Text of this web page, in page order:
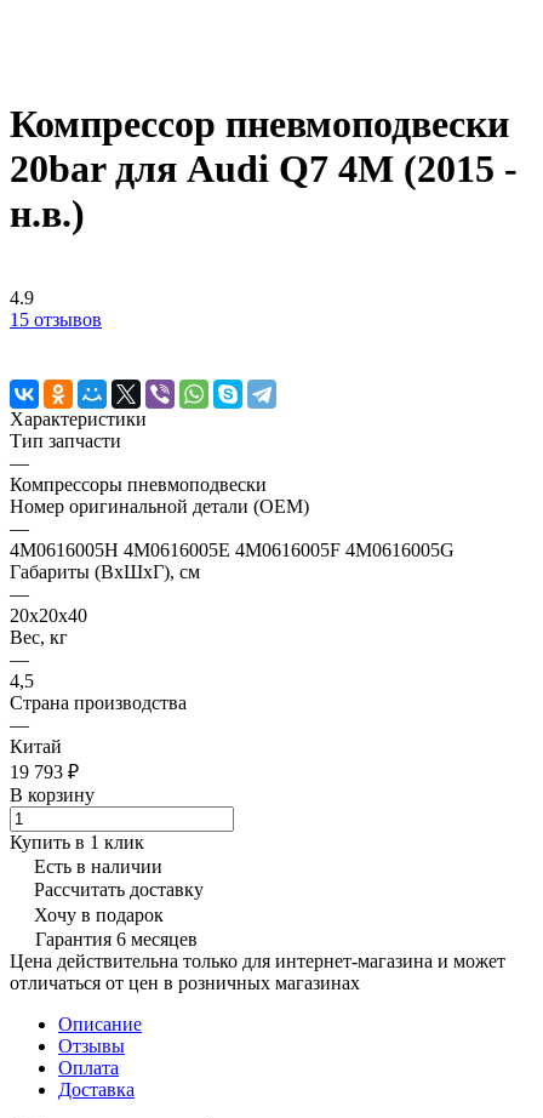
Компрессор пневмоподвески
20bar для Audi Q7 4M (2015 -
н.в.)
4.9
15 отзывов
Характеристики
Тип запчасти
—
Компрессоры пневмоподвески
Номер оригинальной детали (OEM)
—
4M0616005H 4M0616005E 4M0616005F 4M0616005G
Габариты (ВхШхГ), см
—
20x20x40
Вес, кг
—
4,5
Страна производства
—
Китай
19 793 ₽
В корзину
Купить в 1 клик
Есть в наличии
Рассчитать доставку
Хочу в подарок
Гарантия 6 месяцев
Цена действительна только для интернет-магазина и может
отличаться от цен в розничных магазинах
Описание
Отзывы
Оплата
Доставка